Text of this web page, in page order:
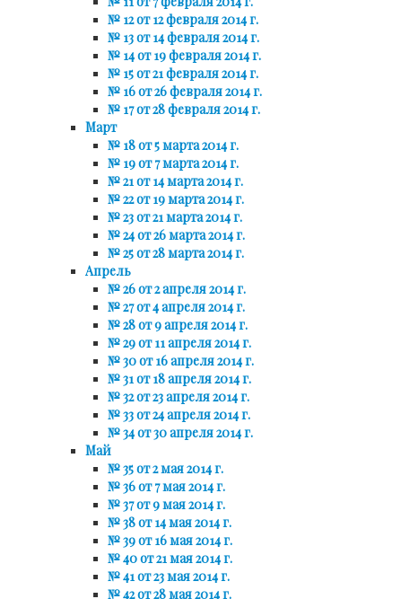
№ 12 от 12 февраля 2014 г.
№ 13 от 14 февраля 2014 г.
№ 14 от 19 февраля 2014 г.
№ 15 от 21 февраля 2014 г.
№ 16 от 26 февраля 2014 г.
№ 17 от 28 февраля 2014 г.
Март
№ 18 от 5 марта 2014 г.
№ 19 от 7 марта 2014 г.
№ 21 от 14 марта 2014 г.
№ 22 от 19 марта 2014 г.
№ 23 от 21 марта 2014 г.
№ 24 от 26 марта 2014 г.
№ 25 от 28 марта 2014 г.
Апрель
№ 26 от 2 апреля 2014 г.
№ 27 от 4 апреля 2014 г.
№ 28 от 9 апреля 2014 г.
№ 29 от 11 апреля 2014 г.
№ 30 от 16 апреля 2014 г.
№ 31 от 18 апреля 2014 г.
№ 32 от 23 апреля 2014 г.
№ 33 от 24 апреля 2014 г.
№ 34 от 30 апреля 2014 г.
Май
№ 35 от 2 мая 2014 г.
№ 36 от 7 мая 2014 г.
№ 37 от 9 мая 2014 г.
№ 38 от 14 мая 2014 г.
№ 39 от 16 мая 2014 г.
№ 40 от 21 мая 2014 г.
№ 41 от 23 мая 2014 г.
№ 42 от 28 мая 2014 г.